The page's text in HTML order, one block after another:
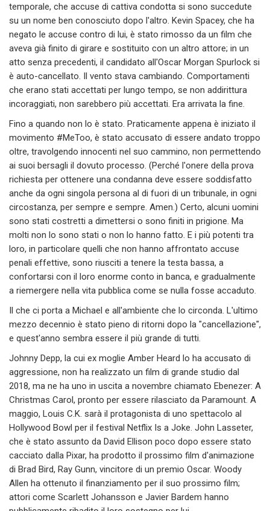
temporale, che accuse di cattiva condotta si sono succedute
su un nome ben conosciuto dopo l'altro. Kevin Spacey, che ha
negato le accuse contro di lui, è stato rimosso da un film che
aveva già finito di girare e sostituito con un altro attore; in un
atto senza precedenti, il candidato all'Oscar Morgan Spurlock si
è auto-cancellato. Il vento stava cambiando. Comportamenti
che erano stati accettati per lungo tempo, se non addirittura
incoraggiati, non sarebbero più accettati. Era arrivata la fine.
Fino a quando non lo è stato. Praticamente appena è iniziato il
movimento #MeToo, è stato accusato di essere andato troppo
oltre, travolgendo innocenti nel suo cammino, non permettendo
ai suoi bersagli il dovuto processo. (Perché l'onere della prova
richiesta per ottenere una condanna deve essere soddisfatto
anche da ogni singola persona al di fuori di un tribunale, in ogni
circostanza, per sempre e sempre. Amen.) Certo, alcuni uomini
sono stati costretti a dimettersi o sono finiti in prigione. Ma
molti non lo sono stati o non lo hanno fatto. E i più potenti tra
loro, in particolare quelli che non hanno affrontato accuse
penali effettive, sono riusciti a tenere la testa bassa, a
confortarsi con il loro enorme conto in banca, e gradualmente
a riemergere nella vita pubblica come se nulla fosse accaduto.
Il che ci porta a Michael e all'ambiente che lo circonda. L'ultimo
mezzo decennio è stato pieno di ritorni dopo la "cancellazione",
e quest'anno sembra essere il più grande di tutti.
Johnny Depp, la cui ex moglie Amber Heard lo ha accusato di
aggressione, non ha realizzato un film di grande studio dal
2018, ma ne ha uno in uscita a novembre chiamato Ebenezer: A
Christmas Carol, pronto per essere rilasciato da Paramount. A
maggio, Louis C.K. sarà il protagonista di uno spettacolo al
Hollywood Bowl per il festival Netflix Is a Joke. John Lasseter,
che è stato assunto da David Ellison poco dopo essere stato
cacciato dalla Pixar, ha prodotto il prossimo film d'animazione
di Brad Bird, Ray Gunn, vincitore di un premio Oscar. Woody
Allen ha ottenuto il finanziamento per il suo prossimo film;
attori come Scarlett Johansson e Javier Bardem hanno